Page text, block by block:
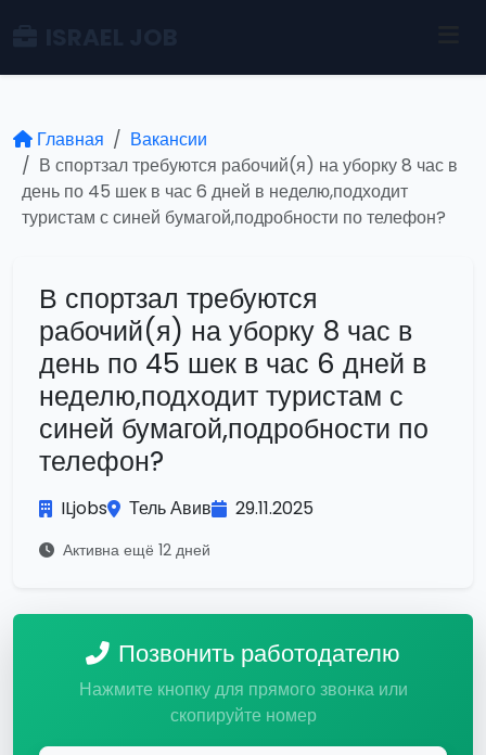
Главная
Вакансии
В спортзал требуются рабочий(я) на уборку 8 час в
день по 45 шек в час 6 дней в неделю,подходит
туристам с синей бумагой,подробности по телефон?
В спортзал требуются
рабочий(я) на уборку 8 час в
день по 45 шек в час 6 дней в
неделю,подходит туристам с
синей бумагой,подробности по
телефон?
ILjobs Тель Авив 29.11.2025
Активна ещё 12 дней
Позвонить работодателю
Нажмите кнопку для прямого звонка или
скопируйте номер